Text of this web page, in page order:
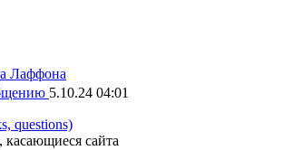
Лаффона
5.10.24 04:01
questions)
сайта